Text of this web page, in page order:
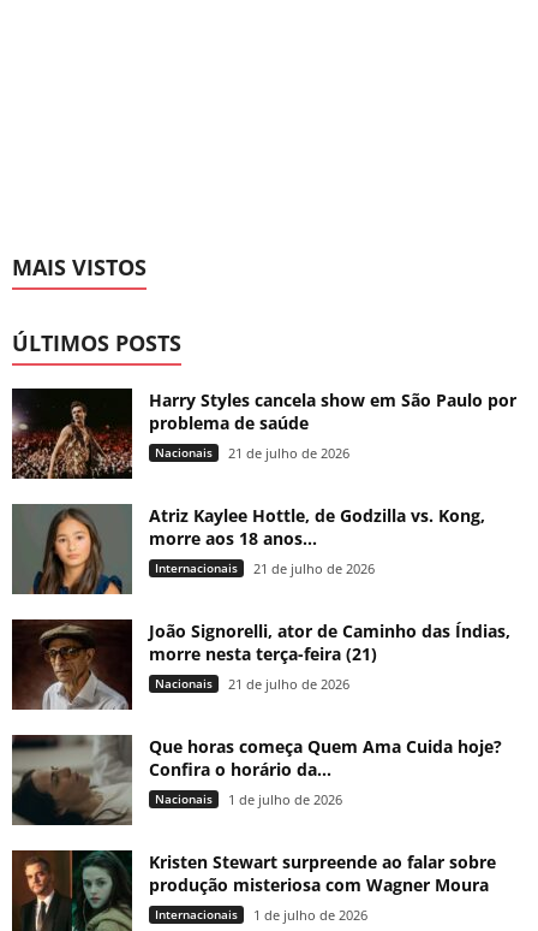
MAIS VISTOS
ÚLTIMOS POSTS
Harry Styles cancela show em São Paulo por
problema de saúde
Nacionais 21 de julho de 2026
Atriz Kaylee Hottle, de Godzilla vs. Kong,
morre aos 18 anos...
Internacionais 21 de julho de 2026
João Signorelli, ator de Caminho das Índias,
morre nesta terça-feira (21)
Nacionais 21 de julho de 2026
Que horas começa Quem Ama Cuida hoje?
Confira o horário da...
Nacionais 1 de julho de 2026
Kristen Stewart surpreende ao falar sobre
produção misteriosa com Wagner Moura
Internacionais 1 de julho de 2026